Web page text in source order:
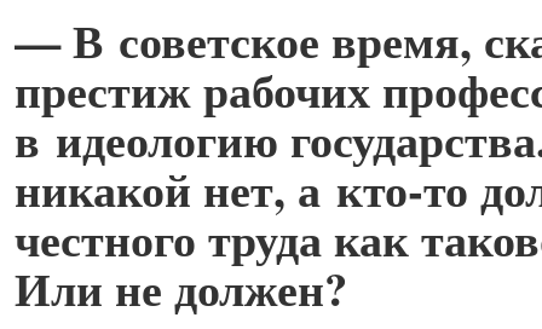
— В советское время,
престиж рабочих
в идеологию
никакой нет, а кто-то
честного труда как
Или не должен?